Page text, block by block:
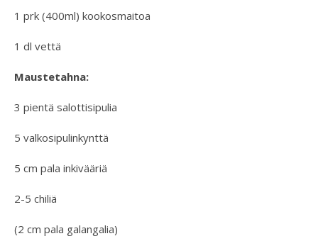
1 prk (400ml) kookosmaitoa
1 dl vettä
Maustetahna:
3 pientä salottisipulia
5 valkosipulinkynttä
5 cm pala inkivääriä
2-5 chiliä
(2 cm pala galangalia)